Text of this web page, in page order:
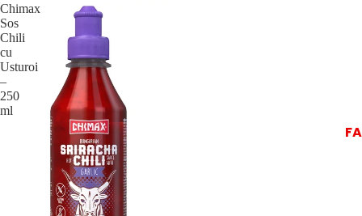
Chimax
Sos
Chili
cu
Usturoi
–
250
ml